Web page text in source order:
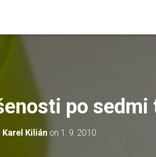
po sedmi
Karel Kilián on 1. 9. 2010